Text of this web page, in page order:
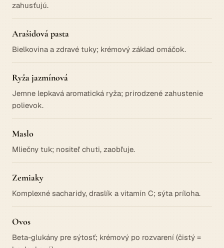
zahusťujú.
Arašidová pasta
Bielkovina a zdravé tuky; krémový základ omáčok.
Ryža jazmínová
Jemne lepkavá aromatická ryža; prirodzené zahustenie
polievok.
Maslo
Mliečny tuk; nositeľ chuti, zaobľuje.
Zemiaky
Komplexné sacharidy, draslík a vitamín C; sýta príloha.
Ovos
Beta-glukány pre sýtosť; krémový po rozvarení (čistý =